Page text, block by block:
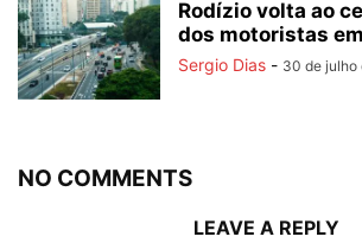
Rodízio volta ao
dos motoristas
Sergio Dias - 30 de julho
NO COMMENTS
LEAVE A REPLY